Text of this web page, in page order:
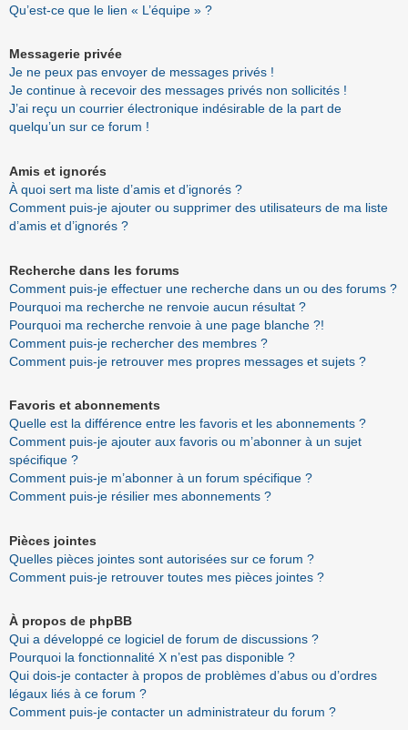
Qu’est-ce que le lien « L’équipe » ?
Messagerie privée
Je ne peux pas envoyer de messages privés !
Je continue à recevoir des messages privés non sollicités !
J’ai reçu un courrier électronique indésirable de la part de
quelqu’un sur ce forum !
Amis et ignorés
À quoi sert ma liste d’amis et d’ignorés ?
Comment puis-je ajouter ou supprimer des utilisateurs de ma liste
d’amis et d’ignorés ?
Recherche dans les forums
Comment puis-je effectuer une recherche dans un ou des forums ?
Pourquoi ma recherche ne renvoie aucun résultat ?
Pourquoi ma recherche renvoie à une page blanche ?!
Comment puis-je rechercher des membres ?
Comment puis-je retrouver mes propres messages et sujets ?
Favoris et abonnements
Quelle est la différence entre les favoris et les abonnements ?
Comment puis-je ajouter aux favoris ou m’abonner à un sujet
spécifique ?
Comment puis-je m’abonner à un forum spécifique ?
Comment puis-je résilier mes abonnements ?
Pièces jointes
Quelles pièces jointes sont autorisées sur ce forum ?
Comment puis-je retrouver toutes mes pièces jointes ?
À propos de phpBB
Qui a développé ce logiciel de forum de discussions ?
Pourquoi la fonctionnalité X n’est pas disponible ?
Qui dois-je contacter à propos de problèmes d’abus ou d’ordres
légaux liés à ce forum ?
Comment puis-je contacter un administrateur du forum ?